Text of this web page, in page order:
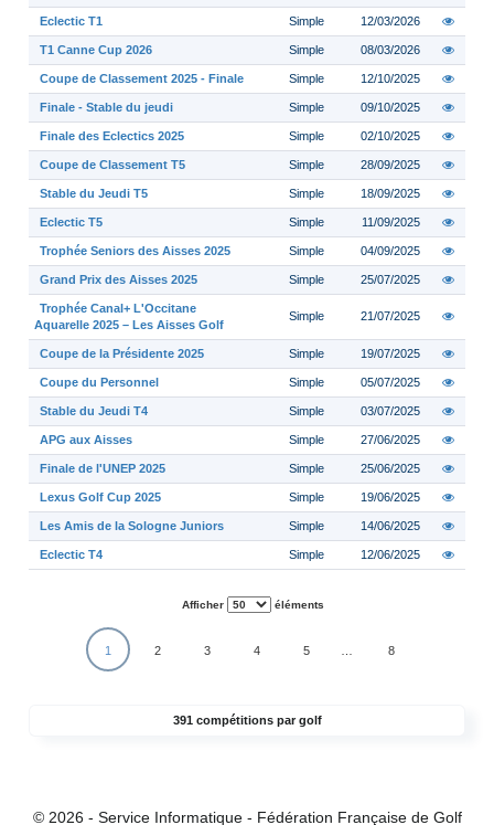
Eclectic T1 Simple 12/03/2026
T1 Canne Cup 2026 Simple 08/03/2026
Coupe de Classement 2025 - Finale Simple 12/10/2025
Finale - Stable du jeudi Simple 09/10/2025
Finale des Eclectics 2025 Simple 02/10/2025
Coupe de Classement T5 Simple 28/09/2025
Stable du Jeudi T5 Simple 18/09/2025
Eclectic T5 Simple 11/09/2025
Trophée Seniors des Aisses 2025 Simple 04/09/2025
Grand Prix des Aisses 2025 Simple 25/07/2025
Trophée Canal+ L'Occitane
Aquarelle 2025 – Les Aisses Golf
Simple 21/07/2025
Coupe de la Présidente 2025 Simple 19/07/2025
Coupe du Personnel Simple 05/07/2025
Stable du Jeudi T4 Simple 03/07/2025
APG aux Aisses Simple 27/06/2025
Finale de l'UNEP 2025 Simple 25/06/2025
Lexus Golf Cup 2025 Simple 19/06/2025
Les Amis de la Sologne Juniors Simple 14/06/2025
Eclectic T4 Simple 12/06/2025
Afficher éléments
1 2 3 4 5 8
391 compétitions par golf
© 2026 - Service Informatique - Fédération Française de Golf